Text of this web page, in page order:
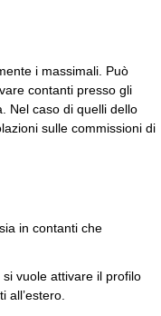
i massimali. Può
contanti presso gli
Nel caso di quelli dello
sulle commissioni di
in contanti che
vuole attivare il profilo